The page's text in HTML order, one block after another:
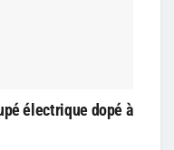
électrique dopé à